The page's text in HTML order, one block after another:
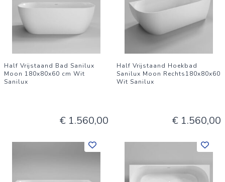
Half Vrijstaand Bad Sanilux
Moon 180x80x60 cm Wit
Sanilux
€ 1.560,00
Half Vrijstaand Hoekbad
Sanilux Moon Rechts180x80x60
Wit Sanilux
€ 1.560,00